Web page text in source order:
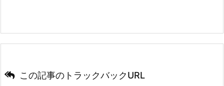
この記事のトラックバックURL